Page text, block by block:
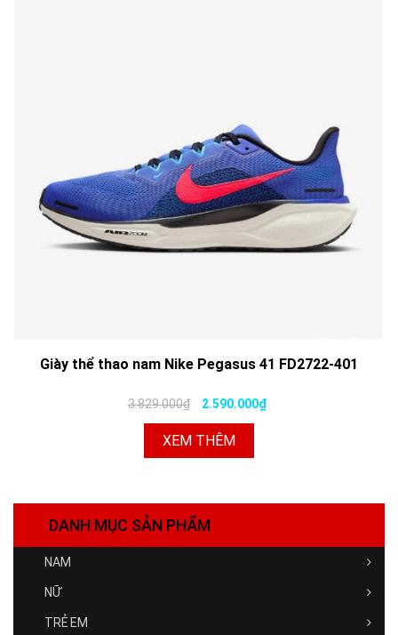
Giày thể thao nam Nike Pegasus 41 FD2722-401
3.829.000₫ 2.590.000₫
XEM THÊM
DANH MỤC SẢN PHẨM
NAM
NỮ
TRẺ EM